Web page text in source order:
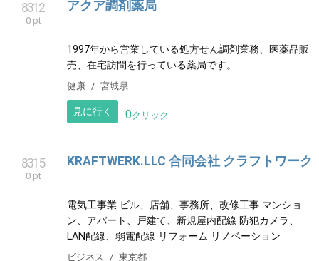
パンのWeb注文始めます。
グルメ 東京都
0 pt
売、在宅訪問を行っている薬局です。
健康 宮城県
見に行く 0クリック